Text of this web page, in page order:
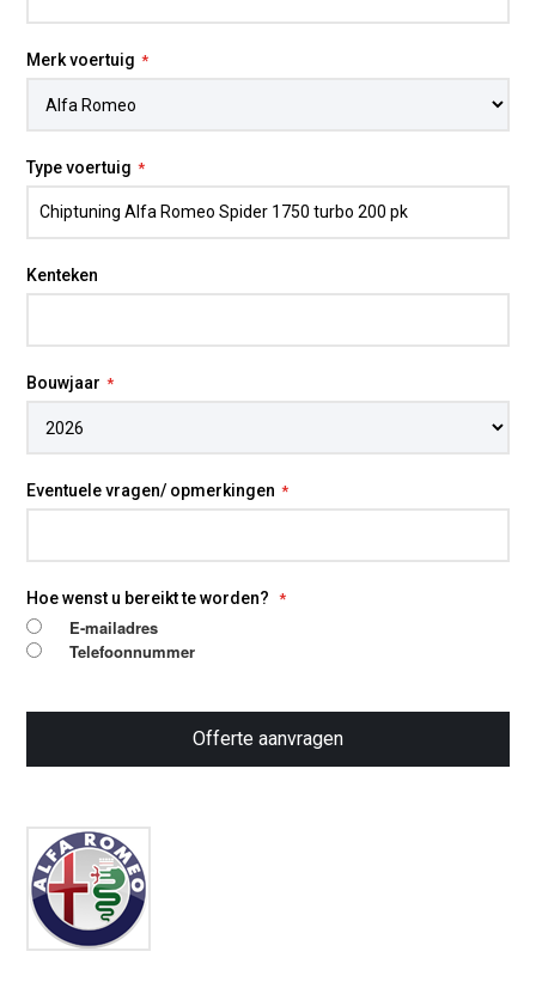
Merk voertuig
Type voertuig
Kenteken
Bouwjaar
Eventuele vragen/ opmerkingen
Hoe wenst u bereikt te worden?
E-mailadres
Telefoonnummer
Offerte aanvragen